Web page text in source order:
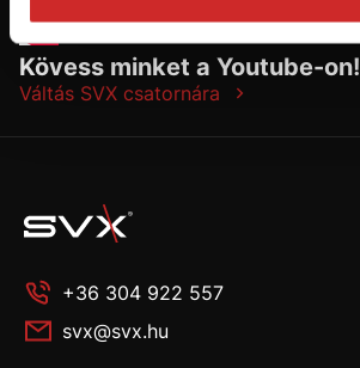
Kövess minket a Youtube-on!
Váltás SVX csatornára
+36 304 922 557
svx@svx.hu